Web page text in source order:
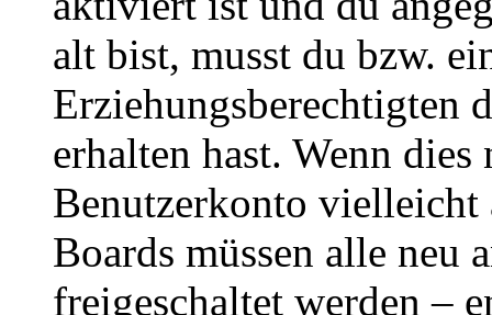
alt bist, musst du bzw.
Erziehungsberechtigten
erhalten hast. Wenn
Benutzerkonto
Boards müssen alle neu
freigeschaltet werden –